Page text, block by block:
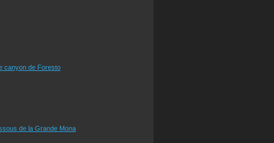
canyon de Foresto
de la Grande Mona